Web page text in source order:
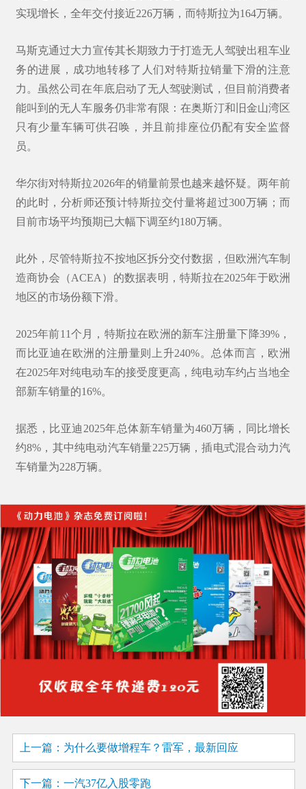
实现增长，全年交付接近226万辆，而特斯拉为164万辆。
马斯克通过大力宣传其长期致力于打造无人驾驶出租车业
务的进展，成功地转移了人们对特斯拉销量下滑的注意
力。虽然公司在年底启动了无人驾驶测试，但目前消费者
能叫到的无人车服务仍非常有限：在奥斯汀和旧金山湾区
只有少量车辆可供召唤，并且前排座位仍配有安全监督
员。
华尔街对特斯拉2026年的销量前景也越来越怀疑。两年前
的此时，分析师还预计特斯拉交付量将超过300万辆；而
目前市场平均预期已大幅下调至约180万辆。
此外，尽管特斯拉不按地区拆分交付数据，但欧洲汽车制
造商协会（ACEA）的数据表明，特斯拉在2025年于欧洲
地区的市场份额下滑。
2025年前11个月，特斯拉在欧洲的新车注册量下降39%，
而比亚迪在欧洲的注册量则上升240%。总体而言，欧洲
在2025年对纯电动车的接受度更高，纯电动车约占当地全
部新车销量的16%。
据悉，比亚迪2025年总体新车销量为460万辆，同比增长
约8%，其中纯电动汽车销量225万辆，插电式混合动力汽
车销量为228万辆。
上一篇：为什么要做增程车？雷军，最新回应
下一篇：一汽37亿入股零跑